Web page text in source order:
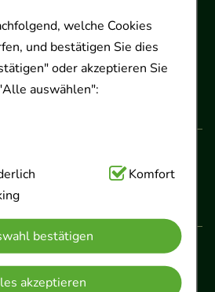
welche Cookies
und bestätigen Sie dies
oder akzeptieren Sie
auswählen":
Hierbei handelt es sich um
unserer
sind (z.B. Navigation,
weshalb auf diese nicht
Komfort
bestätigen
akzeptieren
Hannover
0 · Fax 0511 89 71 80 11